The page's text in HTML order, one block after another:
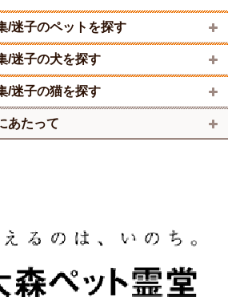
/迷子のペットを探す
/迷子の犬を探す
/迷子の猫を探す
あたって